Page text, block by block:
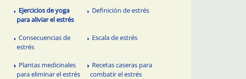
Ejercicios de yoga
para aliviar el estrés
Definición de estrés
Consecuencias de
estrés
Escala de estrés
Plantas medicinales
para eliminar el estrés
Recetas caseras para
combatir el estrés